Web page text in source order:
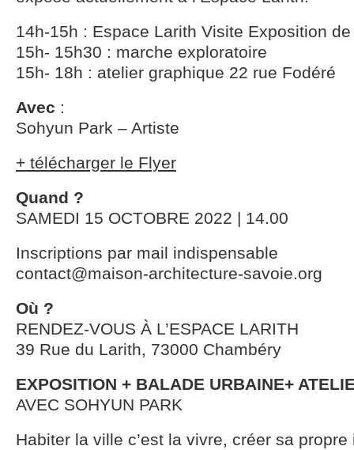
14h-15h : Espace Larith Visite Exposition
15h- 15h30 : marche exploratoire
15h- 18h : atelier graphique 22 rue Fodéré
Avec :
Sohyun Park – Artiste
+ télécharger le Flyer
Quand ?
SAMEDI 15 OCTOBRE 2022 | 14.00
Inscriptions par mail indispensable
contact@maison-architecture-savoie.org
Où ?
RENDEZ-VOUS À L’ESPACE LARITH
39 Rue du Larith, 73000 Chambéry
EXPOSITION + BALADE URBAINE+
AVEC SOHYUN PARK
Habiter la ville c’est la vivre, créer sa